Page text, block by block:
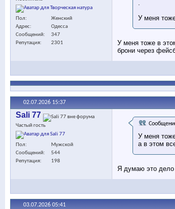
Пол
Женский
Адрес
Одесса
Сообщений
347
Репутация
2301
.
У меня
У меня тоже в
брони через
02.07.2026 15:37
Sali 77
Частый гость
Пол
Мужской
Сообщений
544
Репутация
198
У меня
а в этом
Я думаю это дело
03.07.2026 05:41